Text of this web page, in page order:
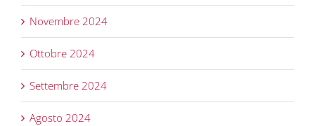
Novembre 2024
Ottobre 2024
Settembre 2024
Agosto 2024